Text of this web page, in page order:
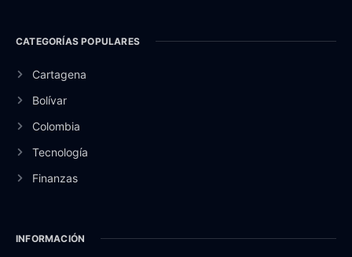
CATEGORÍAS POPULARES
Cartagena
Bolívar
Colombia
Tecnología
Finanzas
INFORMACIÓN